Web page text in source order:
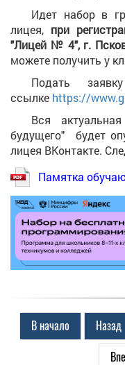
Идет набор в
лицея, при
"Лицей № 4", г.
можете получить у
Подать
ссылке https://
Вся
будущего" будет
лицея ВКонтакте.
Памятка
В начало Назад